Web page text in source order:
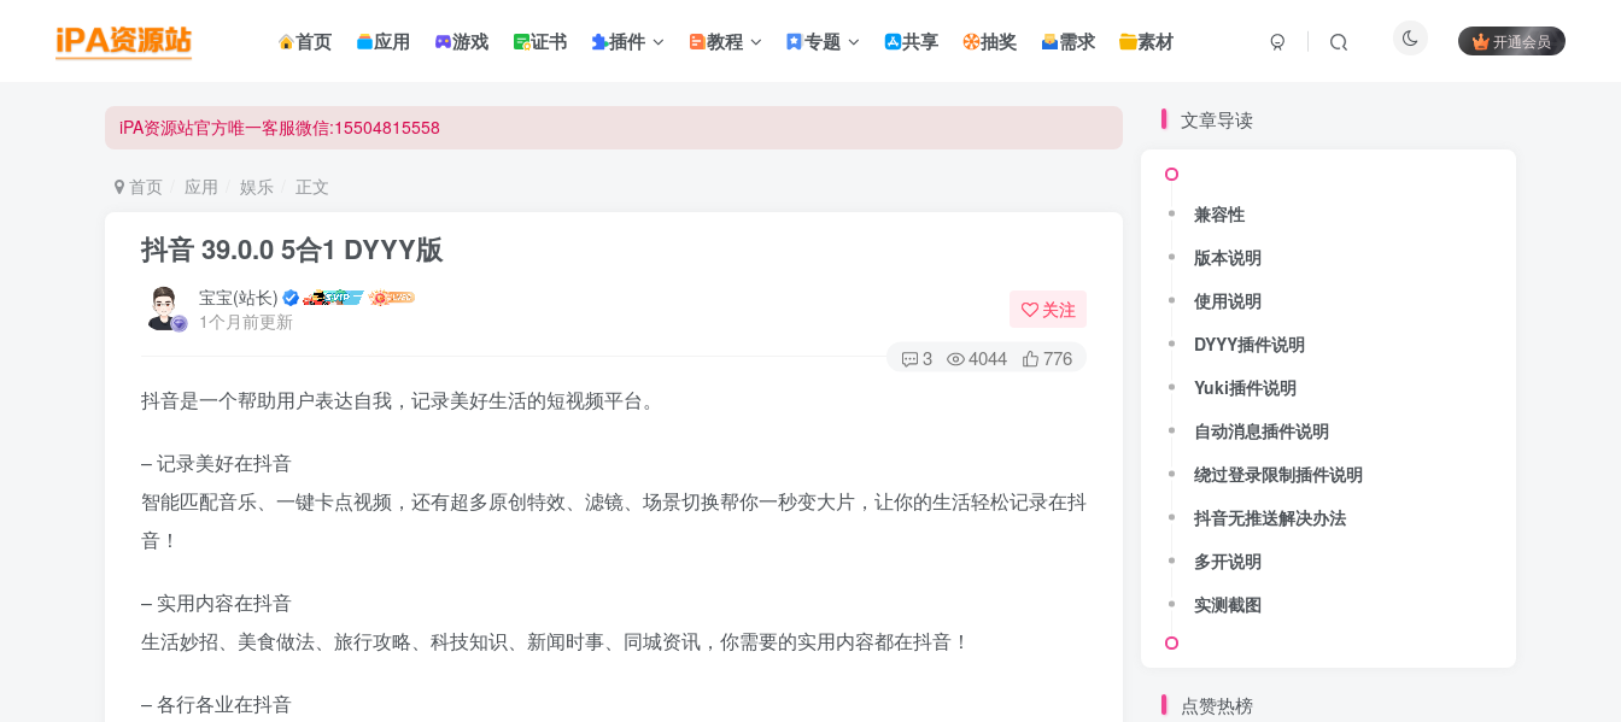
首页 应用 游戏 证书 插件 教程 专题 共享 抽奖 需求 素材 开通会员
iPA资源站官方唯一客服微信:15504815558
iPA资源站官方唯一客服微信:15504815558
首页 应用 娱乐 正文
抖音 39.0.0 5合1 DYYY版
宝宝(站长)
1个月前更新
关注
3 4044 776
抖音是一个帮助用户表达自我，记录美好生活的短视频平台。
– 记录美好在抖音
智能匹配音乐、一键卡点视频，还有超多原创特效、滤镜、场景切换帮你一秒变大片，让你的生活轻松记录在抖
音！
– 实用内容在抖音
生活妙招、美食做法、旅行攻略、科技知识、新闻时事、同城资讯，你需要的实用内容都在抖音！
– 各行各业在抖音
文章导读
兼容性
版本说明
使用说明
DYYY插件说明
Yuki插件说明
自动消息插件说明
绕过登录限制插件说明
抖音无推送解决办法
多开说明
实测截图
点赞热榜